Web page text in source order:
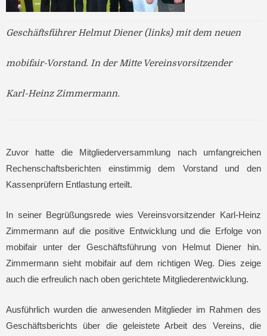
Geschäftsführer Helmut Diener (links) mit dem neuen
mobifair-Vorstand. In der Mitte Vereinsvorsitzender
Karl-Heinz Zimmermann.
Zuvor hatte die Mitgliederversammlung nach umfangreichen
Rechenschaftsberichten einstimmig dem Vorstand und den
Kassenprüfern Entlastung erteilt.
In seiner Begrüßungsrede wies Vereinsvorsitzender Karl-Heinz
Zimmermann auf die positive Entwicklung und die Erfolge von
mobifair unter der Geschäftsführung von Helmut Diener hin.
Zimmermann sieht mobifair auf dem richtigen Weg. Dies zeige
auch die erfreulich nach oben gerichtete Mitgliederentwicklung.
Ausführlich wurden die anwesenden Mitglieder im Rahmen des
Geschäftsberichts über die geleistete Arbeit des Vereins, die